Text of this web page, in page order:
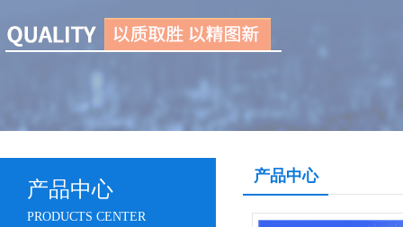
产品中心
PRODUCTS CENTER
产品中心